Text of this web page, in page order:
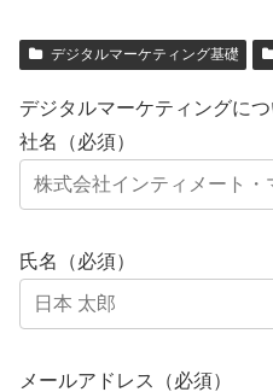
デジタルマーケティング基礎
デジタルマーケティングに
社名（必須）
氏名（必須）
メールアドレス（必須）